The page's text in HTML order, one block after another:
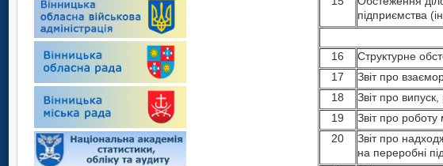
підприємства
16
Структурне
17
Звіт про
18
Звіт про
19
Звіт про роботу
20
Звіт про
на переробні